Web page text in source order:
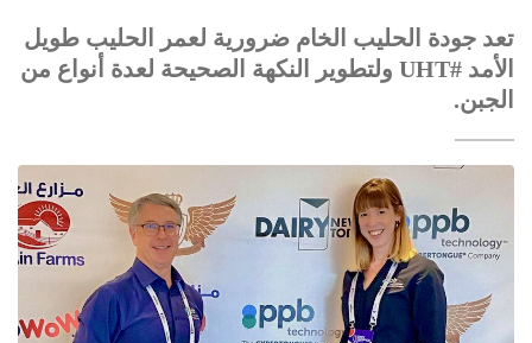
تعد جودة الحليب الخام ضرورية لعمر الحليب طويل
الأمد #UHT ولتطوير النكهة الصحيحة لعدة أنواع من
الجبن.